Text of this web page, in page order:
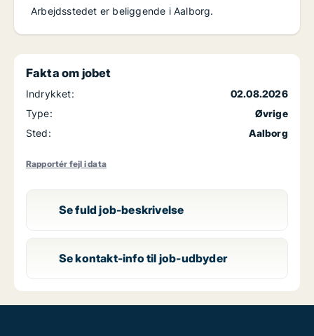
Arbejdsstedet er beliggende i Aalborg.
Fakta om jobet
Indrykket:
02.08.2026
Type:
Øvrige
Sted:
Aalborg
Rapportér fejl i data
Se fuld job-beskrivelse
Se kontakt-info til job-udbyder